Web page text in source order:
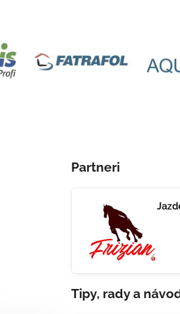
Partneri
Tipy, rady a